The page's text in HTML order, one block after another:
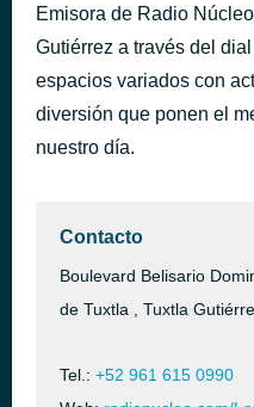
Emisora de Radio
Gutiérrez a través del
espacios variados con
diversión que ponen el
nuestro día.
Contacto
Boulevard Belisario
de Tuxtla , Tuxtla
Tel.: +52 961 615 0990